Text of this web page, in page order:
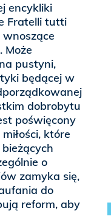
encykliki
Fratelli tutti
Może
pustyni,
będącej w
dobrobytu
poświęcony
które
o
zamyka się,
do
reform, aby